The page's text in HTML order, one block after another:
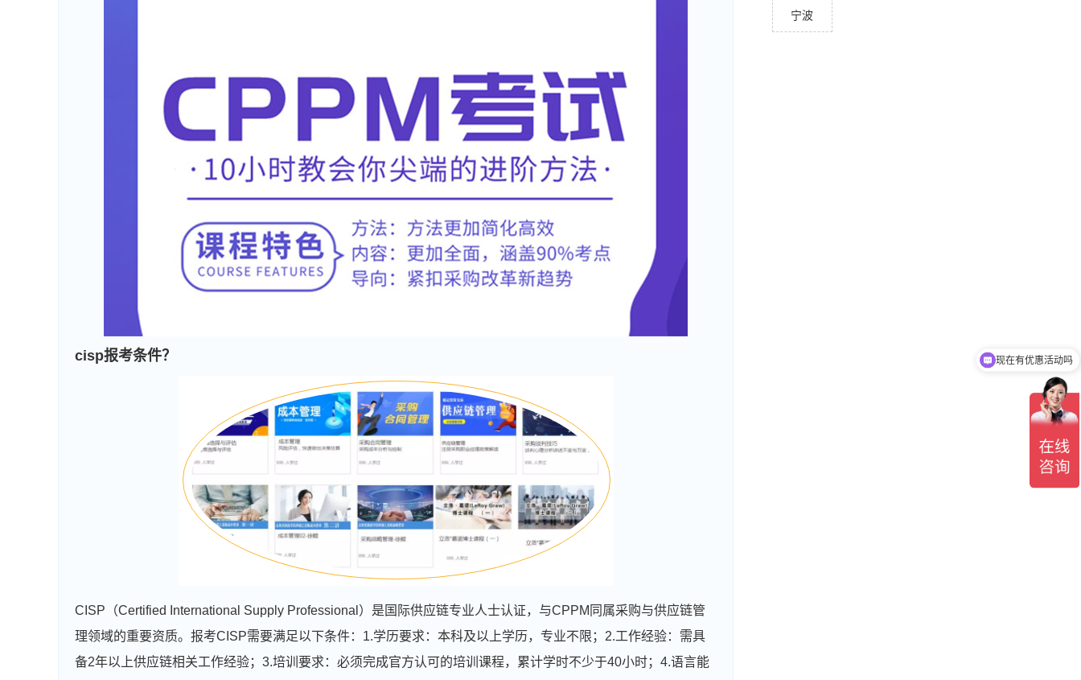
cisp报考条件？
CISP（Certified International Supply Professional）是国际供应链专业人士认证，与CPPM同属采购与供应链管
理领域的重要资质。报考CISP需要满足以下条件：1.学历要求：本科及以上学历，专业不限；2.工作经验：需具
备2年以上供应链相关工作经验；3.培训要求：必须完成官方认可的培训课程，累计学时不少于40小时；4.语言能
宁波
现在有优惠活动吗